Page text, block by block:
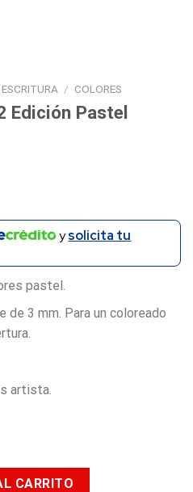
ESCRITURA / COLORES
Edición Pastel
ysolicita tu
pastel.
de 3 mm. Para un coloreado
artista.
cantidad
CARRITO